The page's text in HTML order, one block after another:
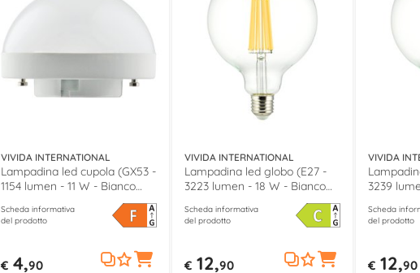
VIVIDA INTERNATIONAL
Lampadina led cupola (GX53 -
1154 lumen - 11 W - Bianco
Scheda informativa
del prodotto
€4,90
VIVIDA INTERNATIONAL
Lampadina led globo (E27 -
3223 lumen - 18 W - Bianco
Scheda informativa
del prodotto
€12,90
VIVIDA
3239
Scheda
del prodotto
€12,90